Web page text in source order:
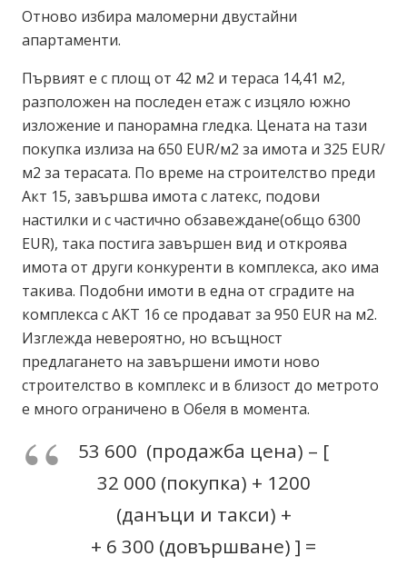
Отново избира маломерни двустайни
апартаменти.
Първият е с площ от 42 м2 и тераса 14,41 м2,
разположен на последен етаж с изцяло южно
изложение и панорамна гледка. Цената на тази
покупка излиза на 650 EUR/м2 за имота и 325 EUR/
м2 за терасата. По време на строителство преди
Акт 15, завършва имота с латекс, подови
настилки и с частично обзавеждане(общо 6300
EUR), така постига завършен вид и откроява
имота от други конкуренти в комплекса, ако има
такива. Подобни имоти в една от сградите на
комплекса с АКТ 16 се продават за 950 EUR на м2.
Изглежда невероятно, но всъщност
предлагането на завършени имоти ново
строителство в комплекс и в близост до метрото
е много ограничено в Обеля в момента.
53 600 (продажба цена) – [
32 000 (покупка) + 1200
(данъци и такси) +
+ 6 300 (довършване) ] =